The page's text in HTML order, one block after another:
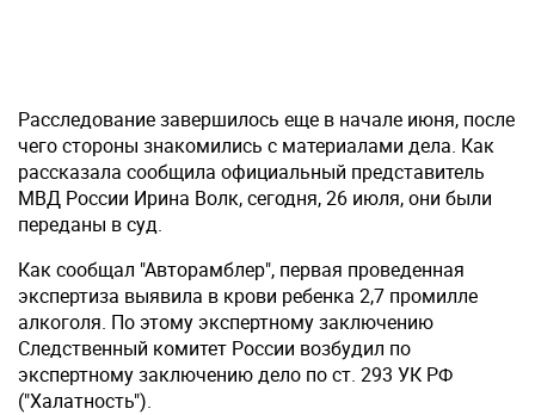
Расследование завершилось еще в начале июня, после
чего стороны знакомились с материалами дела. Как
рассказала сообщила официальный представитель
МВД России Ирина Волк, сегодня, 26 июля, они были
переданы в суд.
Как сообщал "Авторамблер", первая проведенная
экспертиза выявила в крови ребенка 2,7 промилле
алкоголя. По этому экспертному заключению
Следственный комитет России возбудил по
экспертному заключению дело по ст. 293 УК РФ
("Халатность").